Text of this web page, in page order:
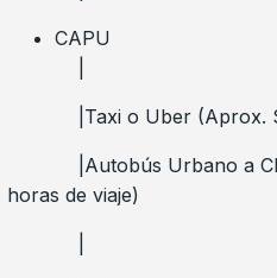
CAPU
|Taxi o Uber (Aprox.
|Autobús Urbano a
horas de viaje)